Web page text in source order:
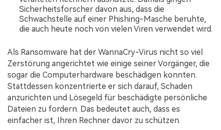
Sicherheitsforscher davon aus, dass die
Schwachstelle auf einer Phishing-Masche beruhte,
die auch heute noch von vielen Viren verwendet wird.
Als Ransomware hat der WannaCry-Virus nicht so viel
Zerstörung angerichtet wie einige seiner Vorgänger, die
sogar die Computerhardware beschädigen konnten.
Stattdessen konzentrierte er sich darauf, Schaden
anzurichten und Lösegeld für beschädigte persönliche
Dateien zu fordern. Das bedeutet auch, dass es
einfacher ist, Ihren Rechner davor zu schützen.